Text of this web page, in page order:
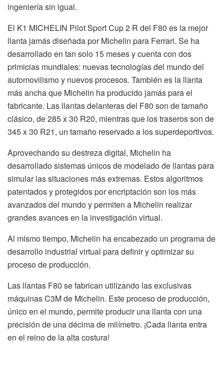
ingeniería sin igual.
El K1 MICHELIN Pilot Sport Cup 2 R del F80 es la mejor
llanta jamás diseñada por Michelin para Ferrari. Se ha
desarrollado en tan solo 15 meses y cuenta con dos
primicias mundiales: nuevas tecnologías del mundo del
automovilismo y nuevos procesos. También es la llanta
más ancha que Michelin ha producido jamás para el
fabricante. Las llantas delanteras del F80 son de tamaño
clásico, de 285 x 30 R20, mientras que los traseros son de
345 x 30 R21, un tamaño reservado a los superdeportivos.
Aprovechando su destreza digital, Michelin ha
desarrollado sistemas únicos de modelado de llantas para
simular las situaciones más extremas. Estos algoritmos
patentados y protegidos por encriptación son los más
avanzados del mundo y permiten a Michelin realizar
grandes avances en la investigación virtual.
Al mismo tiempo, Michelin ha encabezado un programa de
desarrollo industrial virtual para definir y optimizar su
proceso de producción.
Las llantas F80 se fabrican utilizando las exclusivas
máquinas C3M de Michelin. Este proceso de producción,
único en el mundo, permite producir una llanta con una
precisión de una décima de milímetro. ¡Cada llanta entra
en el reino de la alta costura!